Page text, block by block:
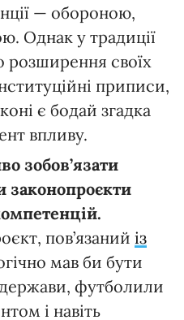
— обороною,
Однак у традиції
розширення своїх
приписи,
є бодай згадка
впливу.
зобов’язати
законопроєкти
пов’язаний із
мав би бути
держави, футболили
і навіть